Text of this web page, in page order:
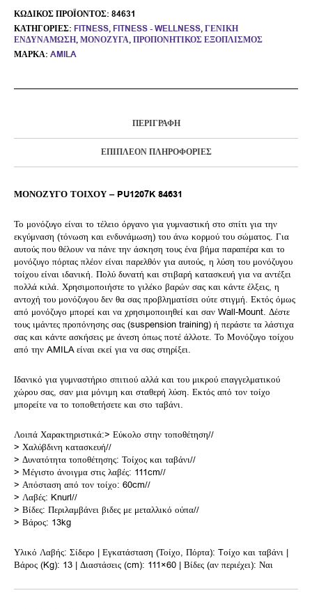
ΚΩΔΙΚΌΣ ΠΡΟΪΌΝΤΟΣ: 84631
ΚΑΤΗΓΟΡΊΕΣ: FITNESS, FITNESS - WELLNESS,ΓΕΝΙΚΉ
ΕΝΔΥΝΆΜΩΣΗ,ΜΟΝΌΖΥΓΑ,ΠΡΟΠΟΝΗΤΙΚΌΣ ΕΞΟΠΛΙΣΜΌΣ
ΜΆΡΚΑ: AMILA
ΠΕΡΙΓΡΑΦΉ
ΕΠΙΠΛΈΟΝ ΠΛΗΡΟΦΟΡΊΕΣ
ΜΟΝΟΖΥΓΟ ΤΟΙΧΟΥ – PU1207K 84631
Το μονόζυγο είναι το τέλειο όργανο για γυμναστική στο σπίτι για την
εκγύμναση (τόνωση και ενδυνάμωση) του άνω κορμού του σώματος. Για
αυτούς που θέλουν να πάνε την άσκηση τους ένα βήμα παραπέρα και το
μονόζυγο πόρτας πλέον είναι παρελθόν για αυτούς, η λύση του μονόζυγου
τοίχου είναι ιδανική. Πολύ δυνατή και στιβαρή κατασκευή για να αντέξει
πολλά κιλά. Χρησιμοποιήστε το γιλέκο βαρών σας και κάντε έλξεις, η
αντοχή του μονόζυγου δεν θα σας προβληματίσει ούτε στιγμή. Εκτός όμως
από μονόζυγο μπορεί και να χρησιμοποιηθεί και σαν Wall-Mount. Δέστε
τους ιμάντες προπόνησης σας (suspension training) ή περάστε τα λάστιχα
σας και κάντε ασκήσεις με άνεση όπως ποτέ άλλοτε. Το Μονόζυγο τοίχου
από την AMILA είναι εκεί για να σας στηρίξει.
Ιδανικό για γυμναστήριο σπιτιού αλλά και του μικρού επαγγελματικού
χώρου σας, σαν μια μόνιμη και σταθερή λύση. Εκτός από τον τοίχο
μπορείτε να το τοποθετήσετε και στο ταβάνι.
Λοιπά Χαρακτηριστικά:> Εύκολο στην τοποθέτηση//
> Χαλύβδινη κατασκευή//
> Δυνατότητα τοποθέτησης: Τοίχος και ταβάνι//
> Μέγιστο άνοιγμα στις λαβές: 111cm//
> Απόσταση από τον τοίχο: 60cm//
> Λαβές: Knurl//
> Βίδες: Περιλαμβάνει βιδες με μεταλλικό ούπα//
> Βάρος: 13kg
Υλικό Λαβής: Σίδερο | Εγκατάσταση (Τοίχο, Πόρτα): Tοίχο και ταβάνι |
Βάρος (Kg): 13 | Διαστάσεις (cm): 111×60 | Βίδες (αν περιέχει): Ναι